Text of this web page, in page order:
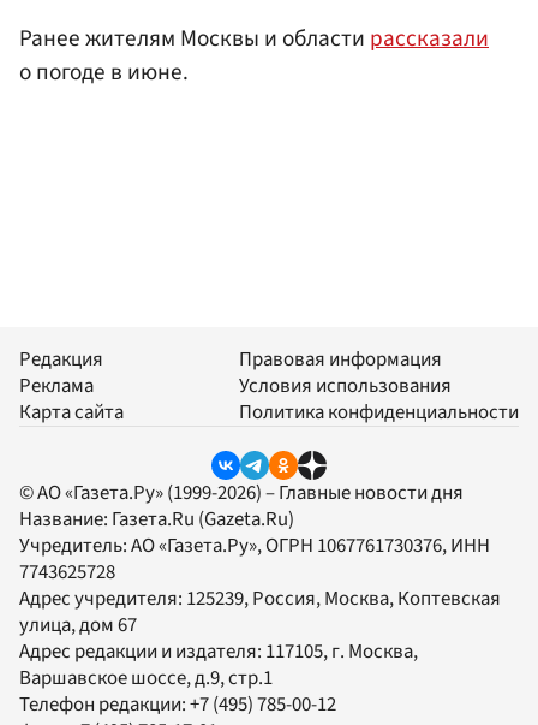
Ранее жителям Москвы и области рассказали
о погоде в июне.
Редакция
Реклама
Карта сайта
Правовая информация
Условия использования
Политика конфиденциальности
© АО «Газета.Ру» (1999-2026) – Главные новости дня
Название: Газета.Ru (Gazeta.Ru)
Учредитель:АО «Газета.Ру», ОГРН 1067761730376, ИНН
7743625728
Адрес учредителя: 125239, Россия, Москва, Коптевская
улица, дом 67
Адрес редакции и издателя: 117105, г. Москва,
Варшавское шоссе, д.9, стр.1
Телефон редакции:+7 (495) 785-00-12